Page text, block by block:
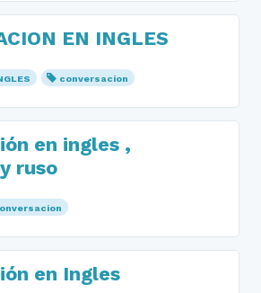
EN INGLES
conversacion
en ingles ,
ruso
en Ingles